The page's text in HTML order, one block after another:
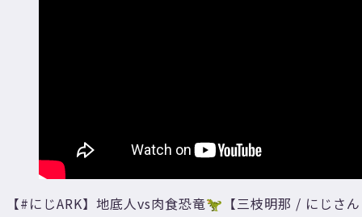
【#にじARK】地底人vs肉食恐竜🦖【三枝明那 / にじさ